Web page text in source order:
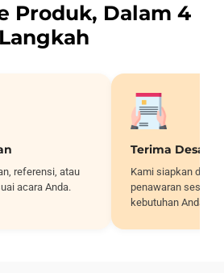
Produk, Dalam 4
Langkah
referensi, atau
acara Anda.
Terima Desain
Kami siapkan
penawaran sesuai
kebutuhan Anda.